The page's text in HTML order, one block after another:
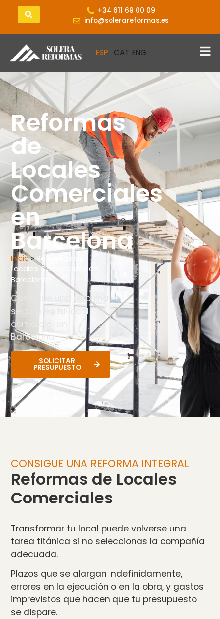
+34 611 69 00 09
info@solerareformas.es
Reformas
de
Locales
Comerciales
en
Barcelona
Inicio»Reformas de
Locales Comerciales en
Barcelona
Consigue una reforma
segura en tu local
comercial en
Barcelona
SOLICITAR
PRESUPUESTO
CONSIGUE UNA REFORMA INTEGRAL
Reformas de Locales
Comerciales
Transformar tu local puede volverse una
tarea titánica si no seleccionas la compañía
adecuada.
Plazos que se alargan indefinidamente,
errores en la ejecución o en la obra, y gastos
imprevistos que hacen que tu presupuesto
se dispare.